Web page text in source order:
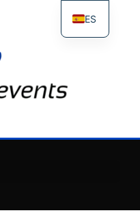
ES
FR